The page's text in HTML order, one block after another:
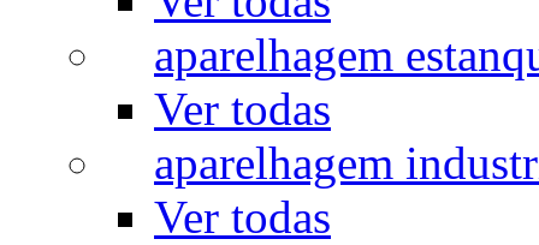
aparelhagem
Ver todas
aparelhagem
Ver todas